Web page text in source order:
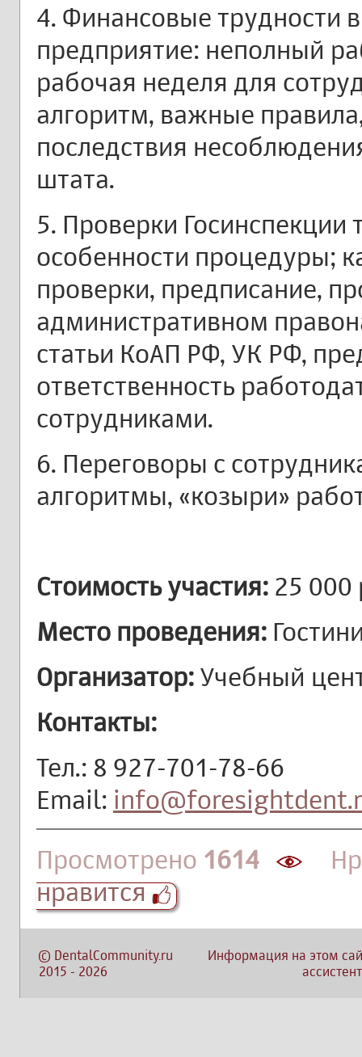
4. Финансовые трудности
предприятие: неполный
рабочая неделя для
алгоритм, важные
последствия
штата.
5. Проверки
особенности процедуры;
проверки, предписание,
административном
статьи КоАП РФ, УК РФ,
ответственность
сотрудниками.
6. Переговоры с
алгоритмы, «козыри»
Стоимость участия: 25 000
Место проведения:
Организатор: Учебный
Контакты:
Тел.: 8 927-701-78-66
Email:
Просмотрено 1614
нравится
© DentalCommunity.ru
2015 - 2026
Информация на этом